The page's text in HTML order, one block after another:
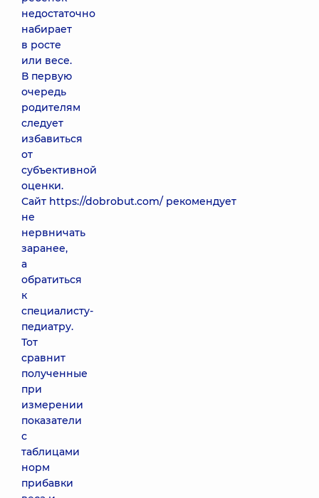
недостаточно
набирает
в росте
или весе.
В первую
очередь
родителям
следует
избавиться
от
субъективной
оценки.
Сайт https://dobrobut.com/ рекомендует
не
нервничать
заранее,
а
обратиться
к
специалисту-
педиатру.
Тот
сравнит
полученные
при
измерении
показатели
с
таблицами
норм
прибавки